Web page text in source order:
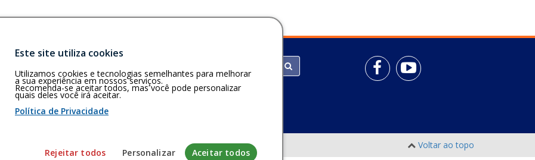
79.004-311,
cookies Voltar ao topo
Este site utiliza cookies
Utilizamos cookies e tecnologias semelhantes para melhorar
a sua experiência em nossos serviços.
Recomenda-se aceitar todos, mas você pode personalizar
quais deles você irá aceitar.
Política de Privacidade
Rejeitar todos Personalizar Aceitar todos